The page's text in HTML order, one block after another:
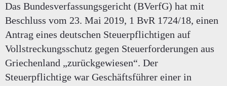
Das Bundesverfassungsgericht (BVerfG) hat mit
Beschluss vom 23. Mai 2019, 1 BvR 1724/18, einen
Antrag eines deutschen Steuerpflichtigen auf
Vollstreckungsschutz gegen Steuerforderungen aus
Griechenland „zurückgewiesen“. Der
Steuerpflichtige war Geschäftsführer einer in